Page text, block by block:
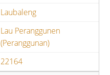
Laubaleng
Lau Peranggunen
(Peranggunan)
22164